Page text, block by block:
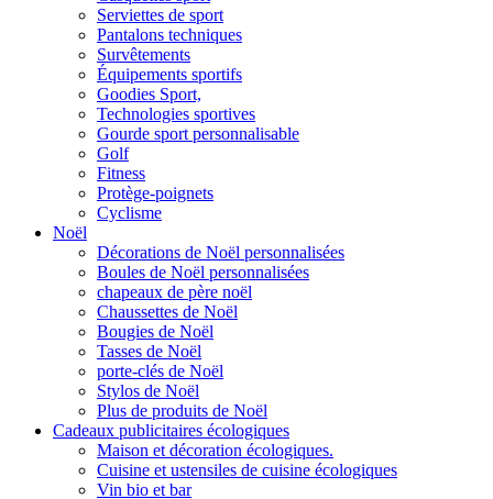
Serviettes de sport
Pantalons techniques
Survêtements
Équipements sportifs
Goodies Sport,
Technologies sportives
Gourde sport personnalisable
Golf
Fitness
Protège-poignets
Cyclisme
Noël
Décorations de Noël personnalisées
Boules de Noël personnalisées
chapeaux de père noël
Chaussettes de Noël
Bougies de Noël
Tasses de Noël
porte-clés de Noël
Stylos de Noël
Plus de produits de Noël
Cadeaux publicitaires écologiques
Maison et décoration écologiques.
Cuisine et ustensiles de cuisine écologiques
Vin bio et bar